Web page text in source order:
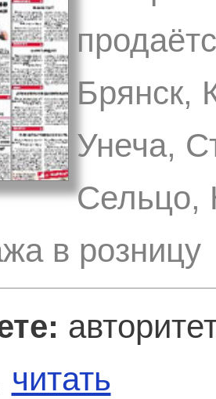
Брянск,
Унеча,
Сельцо,
в розницу
читать